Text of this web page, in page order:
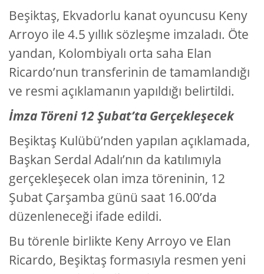
Beşiktaş, Ekvadorlu kanat oyuncusu Keny
Arroyo ile 4.5 yıllık sözleşme imzaladı. Öte
yandan, Kolombiyalı orta saha Elan
Ricardo’nun transferinin de tamamlandığı
ve resmi açıklamanın yapıldığı belirtildi.
İmza Töreni 12 Şubat’ta Gerçekleşecek
Beşiktaş Kulübü’nden yapılan açıklamada,
Başkan Serdal Adalı’nın da katılımıyla
gerçekleşecek olan imza töreninin, 12
Şubat Çarşamba günü saat 16.00’da
düzenleneceği ifade edildi.
Bu törenle birlikte Keny Arroyo ve Elan
Ricardo, Beşiktaş formasıyla resmen yeni